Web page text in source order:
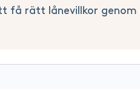
få rätt lånevillkor